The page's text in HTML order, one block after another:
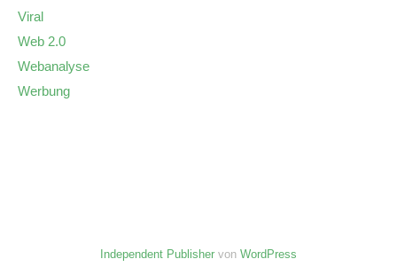
Viral
Web 2.0
Webanalyse
Werbung
Independent Publisher von WordPress